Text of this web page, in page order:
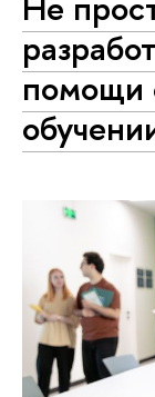
помощи